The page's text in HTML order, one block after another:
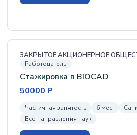
ЗАКРЫТОЕ АКЦИОНЕРНОЕ
Работодатель
Стажировка в BIOCAD
50000 Р
Частичная занятость 6 мес.
Все направления наук